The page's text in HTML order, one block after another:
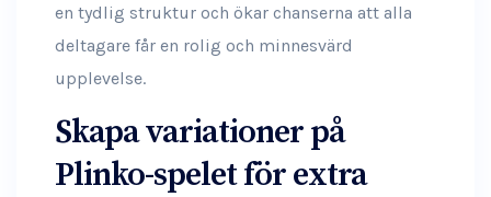
en tydlig struktur och ökar chanserna att alla
deltagare får en rolig och minnesvärd
upplevelse.
Skapa variationer på
Plinko-spelet för extra